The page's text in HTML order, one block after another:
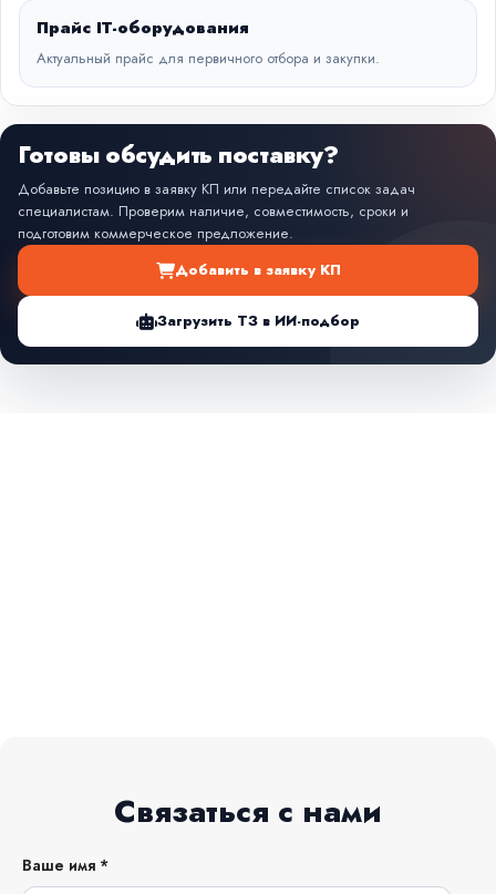
Прайс IT-оборудования
Актуальный прайс для первичного отбора и закупки.
Готовы обсудить поставку?
Добавьте позицию в заявку КП или передайте список задач
специалистам. Проверим наличие, совместимость, сроки и
подготовим коммерческое предложение.
Добавить в заявку КП
Загрузить ТЗ в ИИ-подбор
Связаться с нами
Ваше имя *